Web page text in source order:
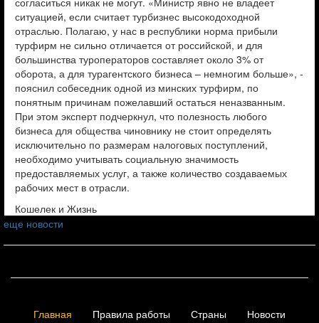
ситуацией, если считает турбизнес высокодоходной
отраслью. Полагаю, у нас в республики норма прибыли
турфирм не сильно отличается от российской, и для
большинства туроператоров составляет около 3% от
оборота, а для турагентского бизнеса – немногим больше», -
пояснил собеседник одной из минских турфирм, по
понятным причинам пожелавший остаться неназванным.
При этом эксперт подчеркнул, что полезность любого
бизнеса для общества чиновнику не стоит определять
исключительно по размерам налоговых поступлений,
необходимо учитывать социальную значимость
предоставляемых услуг, а также количество создаваемых
рабочих мест в отрасли.
Кошелек и Жизнь
еще новости
Главная Правила работы Страны Новости